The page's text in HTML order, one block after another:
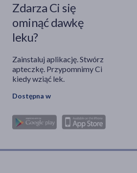
Zdarza Ci się
ominąć dawkę
leku?
Zainstaluj aplikację. Stwórz
apteczkę. Przypomnimy Ci
kiedy wziąć lek.
Dostępna w